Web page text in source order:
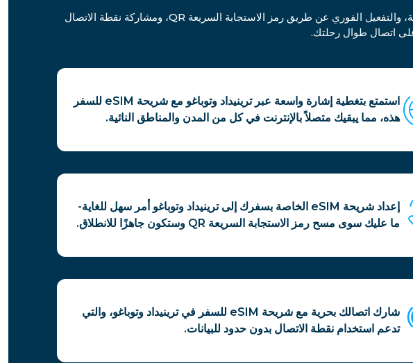
توفر شريحة eSIM للسفر في تنزانيا اتصالاً عالي السرعة وخطط بيانات مرنة. بفضل التغطية الوطنية الواسعة، والتفعيل الفوري عن طريق رمز الاستجابة السريعة QR، ومشاركة نقطة الاتصال
على اتصال طوال رحلتك.
استمتع بتغطية إشارة واسعة عبر ترينيداد وتوباغو مع شريحة eSIM للسفر
هذه، مما يبقيك متصلاً بالإنترنت في كل من المدن والمناطق النائية.
إعداد شريحة eSIM الخاصة بسفرك إلى ترينيداد وتوباغو أمر سهل للغاية-
ما عليك سوى مسح رمز الاستجابة السريعة QR وستكون جاهزًا للانطلاق.
شارك اتصالك بحرية مع شريحة eSIM للسفر في ترينيداد وتوباغو، والتي
تدعم استخدام نقطة الاتصال بدون حدود للبيانات.